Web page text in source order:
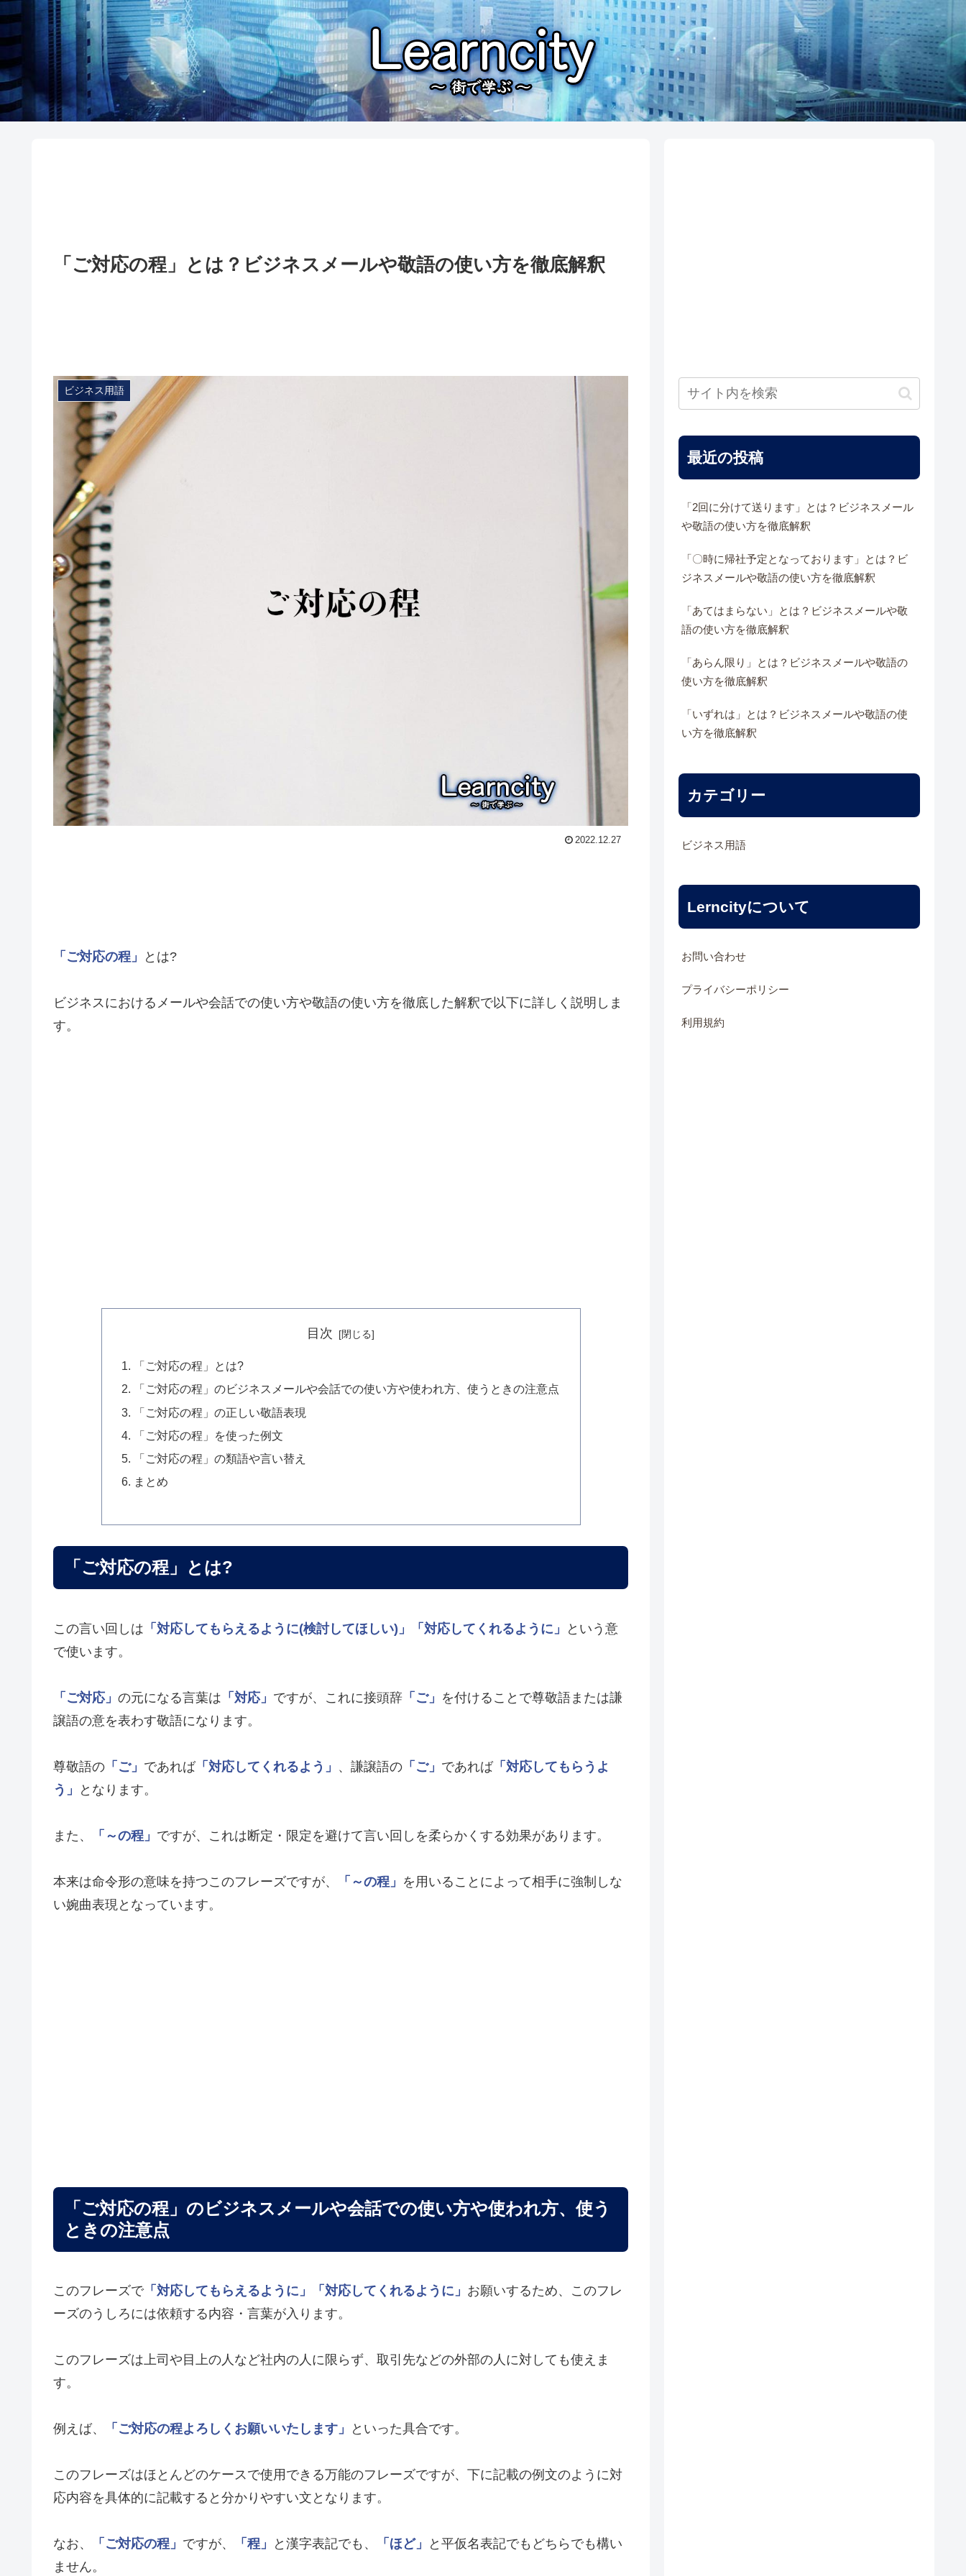
「ご対応の程」とは？ビジネスメールや敬語の使い方を徹底解釈
ビジネス用語
2022.12.27
「ご対応の程」 とは?
ビジネスにおけるメールや会話での使い方や敬語の使い方を徹底した解釈で以下に詳しく説明しま
す。
目次
「ご対応の程」とは?
「ご対応の程」のビジネスメールや会話での使い方や使われ方、使うときの注意点
「ご対応の程」の正しい敬語表現
「ご対応の程」を使った例文
「ご対応の程」の類語や言い替え
まとめ
「ご対応の程」とは?
この言い回しは 「対応してもらえるように(検討してほしい)」 「対応してくれるように」
という意
で使います。
「ご対応」 の元になる言葉は 「対応」 ですが、これに接頭辞 「ご」 を付けることで尊敬語または謙
譲語の意を表わす敬語になります。
尊敬語の 「ご」 であれば「対応してくれるよう」 、謙譲語の 「ご」 であれば「対応してもらうよ
う」
となります。
また、 「～の程」 ですが、これは断定・限定を避けて言い回しを柔らかくする効果があります。
本来は命令形の意味を持つこのフレーズですが、 「～の程」 を用いることによって相手に強制しな
い婉曲表現となっています。
「ご対応の程」のビジネスメールや会話での使い方や使われ方、使う
ときの注意点
このフレーズで「対応してもらえるように」 「対応してくれるように」 お願いするため、このフレ
ーズのうしろには依頼する内容・言葉が入ります。
このフレーズは上司や目上の人など社内の人に限らず、取引先などの外部の人に対しても使えま
す。
例えば、 「ご対応の程よろしくお願いいたします」 といった具合です。
このフレーズはほとんどのケースで使用できる万能のフレーズですが、下に記載の例文のように対
応内容を具体的に記載すると分かりやすい文となります。
なお、 「ご対応の程」 ですが、 「程」 と漢字表記でも、 「ほど」
と平仮名表記でもどちらでも構い
ません。
最近の投稿
「2回に分けて送ります」とは？ビジネスメール
や敬語の使い方を徹底解釈
「〇時に帰社予定となっております」とは？ビ
ジネスメールや敬語の使い方を徹底解釈
「あてはまらない」とは？ビジネスメールや敬
語の使い方を徹底解釈
「あらん限り」とは？ビジネスメールや敬語の
使い方を徹底解釈
「いずれは」とは？ビジネスメールや敬語の使
い方を徹底解釈
カテゴリー
ビジネス用語
Lerncityについて
お問い合わせ
プライバシーポリシー
利用規約